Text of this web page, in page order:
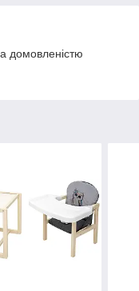
домовленістю